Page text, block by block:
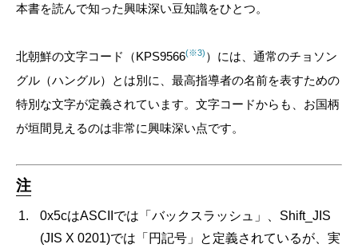
本書を読んで知った興味深い豆知識をひとつ。
北朝鮮の文字コード（KPS9566(※3) ）には、通常のチョソン
グル（ハングル）とは別に、最高指導者の名前を表すための
特別な文字が定義されています。文字コードからも、 お国柄
が垣間見えるのは非常に興味深い点です。
注
0x5cはASCIIでは「バックスラッシュ」、Shift_JIS
(JIS X 0201)では「円記号」と定義されているが、実